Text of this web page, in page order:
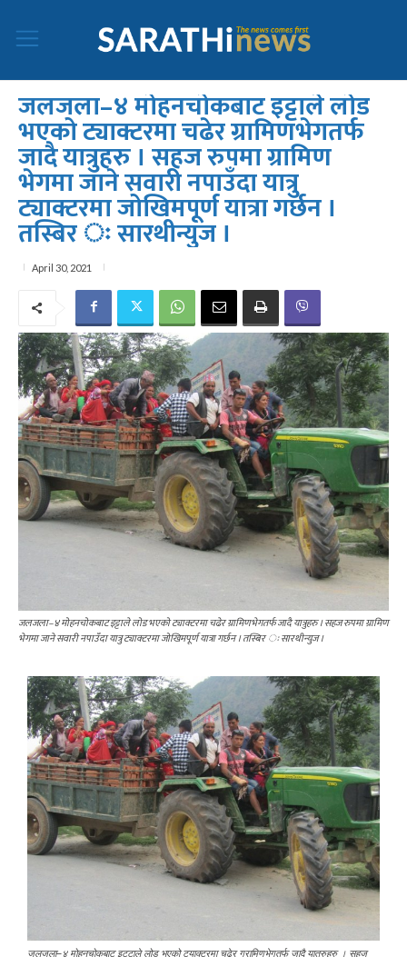
जलजला–४ मोहनचोकबाट इट्टाले लोड
भएको ट्याक्टरमा चढेर ग्रामिणभेगतर्फ
जादै यात्रुहरु । सहज रुपमा ग्रामिण
भेगमा जाने सवारी नपाउँदा यात्रु
ट्याक्टरमा जोखिमपूर्ण यात्रा गर्छन ।
तस्बिर ः सारथीन्युज ।
April 30, 2021
जलजला–४ मोहनचोकबाट इट्टाले लोड भएको ट्याक्टरमा चढेर ग्रामिणभेगतर्फ जादै यात्रुहरु । सहज रुपमा ग्रामिण
भेगमा जाने सवारी नपाउँदा यात्रु ट्याक्टरमा जोखिमपूर्ण यात्रा गर्छन । तस्बिर ः सारथीन्युज ।
जलजला–४ मोहनचोकबाट इट्टाले लोड भएको ट्याक्टरमा चढेर ग्रामिणभेगतर्फ जादै यात्रुहरु । सहज